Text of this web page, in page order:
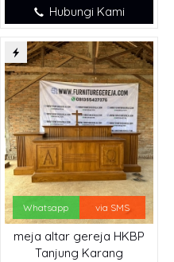
Hubungi Kami
Whatsapp via SMS
meja altar gereja HKBP
Tanjung Karang